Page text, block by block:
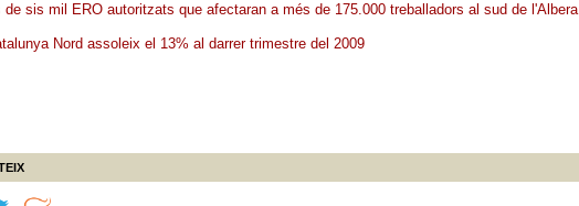
de sis mil ERO autoritzats que afectaran a més de 175.000 treballadors al sud de l'Albera
Nord assoleix el 13% al darrer trimestre del 2009